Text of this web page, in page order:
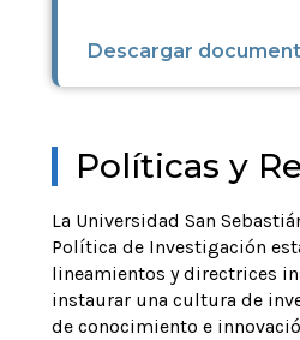
Descargar
Políticas y
La Universidad San
Política de Investigación
lineamientos y directrices
instaurar una cultura de
de conocimiento e